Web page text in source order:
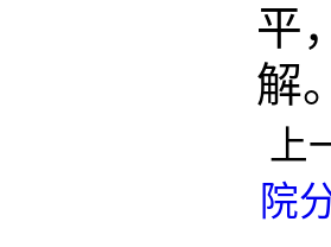
平
解
上
院